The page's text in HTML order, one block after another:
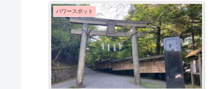
パワースポット